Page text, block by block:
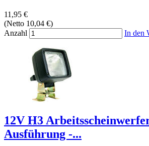
11,95 €
(Netto 10,04 €)
Anzahl
In den
12V H3
Ausführung -...